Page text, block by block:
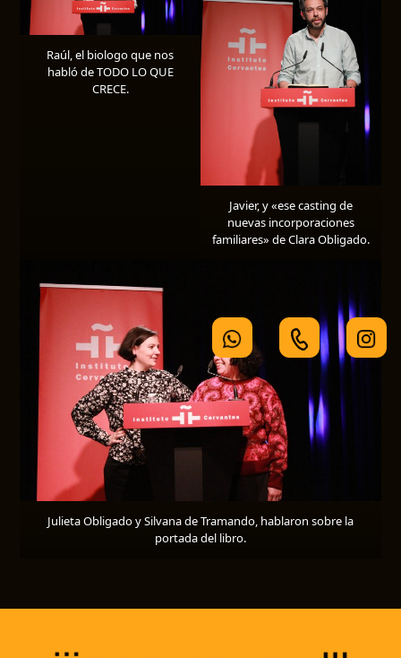
Raúl, el biologo que nos
habló de TODO LO QUE
CRECE.
Javier, y «ese casting de
nuevas incorporaciones
familiares» de Clara Obligado.
Julieta Obligado y Silvana de Tramando, hablaron sobre la
portada del libro.